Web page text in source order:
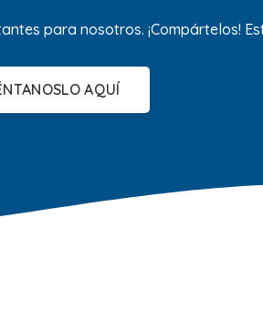
para nosotros. ¡Compártelos!
AQUÍ